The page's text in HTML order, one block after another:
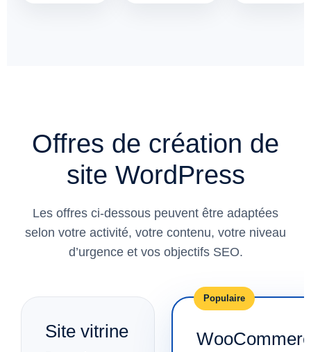
Offres de création de
site WordPress
Les offres ci-dessous peuvent être adaptées
selon votre activité, votre contenu, votre niveau
d’urgence et vos objectifs SEO.
Site vitrine
Populaire